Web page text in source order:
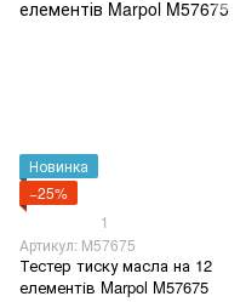
Новинка
−25%
1
Артикул: M57675
Тестер тиску масла на 12
елементів Marpol M57675